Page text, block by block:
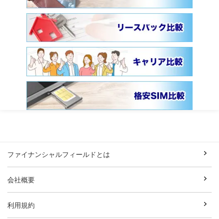
ファイナンシャルフィールドとは
会社概要
利用規約